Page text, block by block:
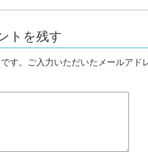
トを残す
す。ご入力いただいたメールアド